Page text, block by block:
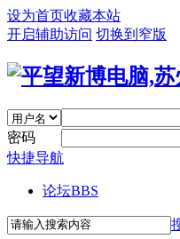
设为首页收藏本站
开启辅助访问 切换到窄版
密码
快捷导航
论坛BBS